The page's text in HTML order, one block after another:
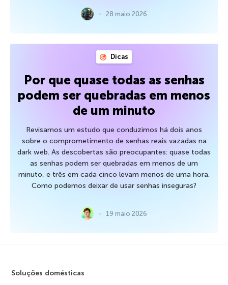
28 maio 2026
Dicas
Por que quase todas as senhas
podem ser quebradas em menos
de um minuto
Revisamos um estudo que conduzimos há dois anos
sobre o comprometimento de senhas reais vazadas na
dark web. As descobertas são preocupantes: quase todas
as senhas podem ser quebradas em menos de um
minuto, e três em cada cinco levam menos de uma hora.
Como podemos deixar de usar senhas inseguras?
19 maio 2026
Soluções domésticas